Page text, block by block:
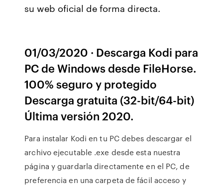
su web oficial de forma directa.
01/03/2020 · Descarga Kodi para
PC de Windows desde FileHorse.
100% seguro y protegido
Descarga gratuita (32-bit/64-bit)
Última versión 2020.
Para instalar Kodi en tu PC debes descargar el
archivo ejecutable .exe desde esta nuestra
página y guardarla directamente en el PC, de
preferencia en una carpeta de fácil acceso y